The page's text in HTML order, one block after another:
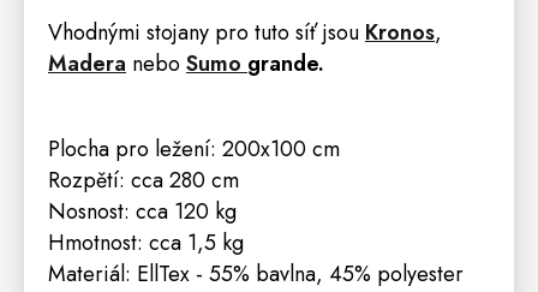
Vhodnými stojany pro tuto síť jsou Kronos,
Madera neboSumo grande.
Plocha pro ležení: 200x100 cm
Rozpětí: cca 280 cm
Nosnost: cca 120 kg
Hmotnost: cca 1,5 kg
Materiál: EllTex - 55% bavlna, 45% polyester